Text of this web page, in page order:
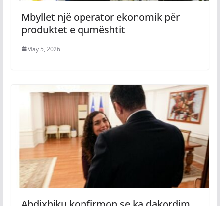
Mbyllet një operator ekonomik për
produktet e qumështit
May 5, 2026